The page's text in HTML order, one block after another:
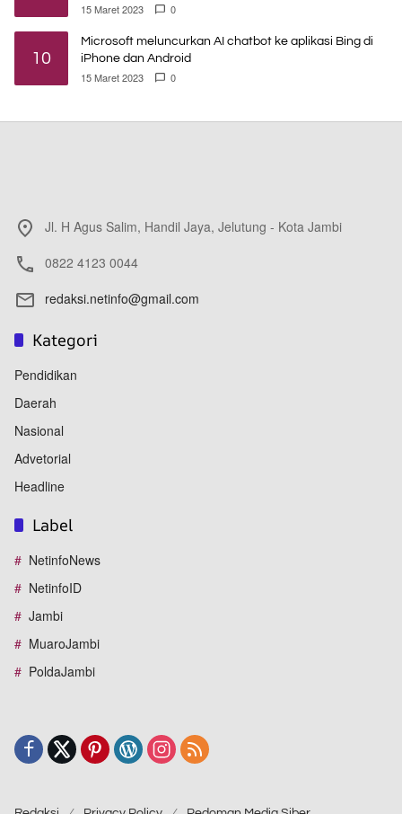
15 Maret 2023 0
10
Microsoft meluncurkan AI chatbot ke aplikasi Bing di
iPhone dan Android
15 Maret 2023 0
Jl. H Agus Salim, Handil Jaya, Jelutung - Kota Jambi
0822 4123 0044
redaksi.netinfo@gmail.com
Kategori
Pendidikan
Daerah
Nasional
Advetorial
Headline
Label
NetinfoNews
NetinfoID
Jambi
MuaroJambi
PoldaJambi